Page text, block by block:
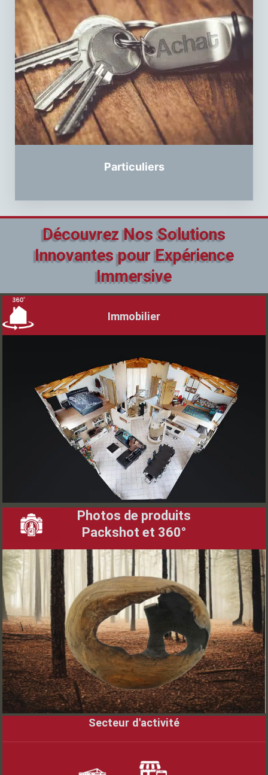
Particuliers
Découvrez Nos Solutions
Innovantes pour Expérience
Immersive
Immobilier
[obflink-text link="/immobilier-
reinvente-visite-virtuelle-matterport/"
label="Explorez l'Immobilier
Autrement"]
Découvrez nos visites virtuelles, photos immobilières et
vidéos drone. Plongez dans l'expérience unique de nos
espaces en ligne!
Photos de produits
Packshot et 360°
[obflink-text link="/packshots-photos-
360-lart-visuel-produit/"
label="Packshots 360° : Votre Produit
Sous Tous les Angles"]
Captivantes et détaillées, nos photos packshot 360°
révèlent chaque aspect de vos produits. Idéal pour e-
commerce et catalogues.
Secteur d'activité